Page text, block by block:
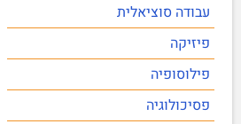
עבודה סוציאלית
פיזיקה
פילוסופיה
פסיכולוגיה